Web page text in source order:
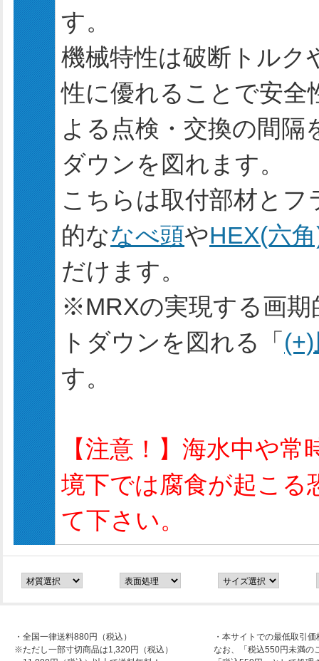
す。
機械特性は破断トルク
性に優れることで安
よる点検・交換の間
ダウンを図れます。
こちらは取付部材と
的ななべ頭やHEX(六
だけます。
※MRXの実現する画期
トダウンを図れる「
す。
【注意！】海水中や
境下では腐食が起こる
て下さい。
・全国一律送料880円（税込）
※ただし一部寸切商品は1,320円（税込）
・本サイトでの最低取引
なお、「税込550円未満の